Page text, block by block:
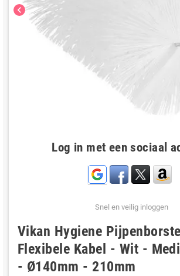
chevron_left
Log in met een sociaal
Snel en veilig inloggen
Vikan Hygiene
Flexibele Kabel - Wit -
- Ø140mm - 210mm